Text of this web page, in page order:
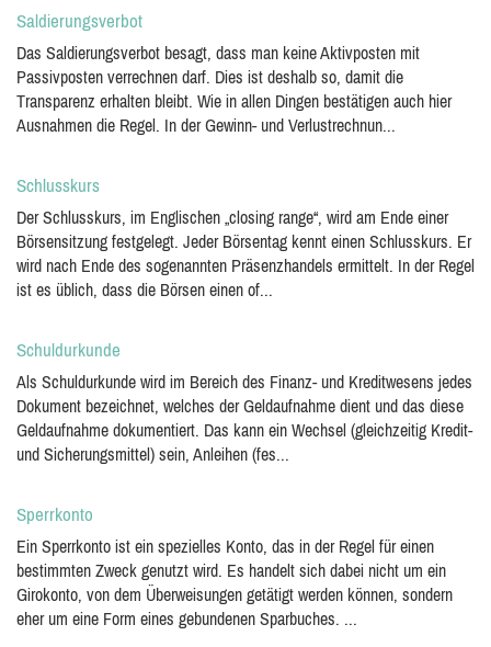
Saldierungsverbot
Das Saldierungsverbot besagt, dass man keine Aktivposten mit
Passivposten verrechnen darf. Dies ist deshalb so, damit die
Transparenz erhalten bleibt. Wie in allen Dingen bestätigen auch hier
Ausnahmen die Regel. In der Gewinn- und Verlustrechnun...
Schlusskurs
Der Schlusskurs, im Englischen „closing range“, wird am Ende einer
Börsensitzung festgelegt. Jeder Börsentag kennt einen Schlusskurs. Er
wird nach Ende des sogenannten Präsenzhandels ermittelt. In der Regel
ist es üblich, dass die Börsen einen of...
Schuldurkunde
Als Schuldurkunde wird im Bereich des Finanz- und Kreditwesens jedes
Dokument bezeichnet, welches der Geldaufnahme dient und das diese
Geldaufnahme dokumentiert. Das kann ein Wechsel (gleichzeitig Kredit-
und Sicherungsmittel) sein, Anleihen (fes...
Sperrkonto
Ein Sperrkonto ist ein spezielles Konto, das in der Regel für einen
bestimmten Zweck genutzt wird. Es handelt sich dabei nicht um ein
Girokonto, von dem Überweisungen getätigt werden können, sondern
eher um eine Form eines gebundenen Sparbuches. ...